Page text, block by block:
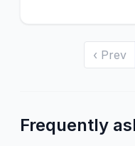
‹ Prev
Frequently